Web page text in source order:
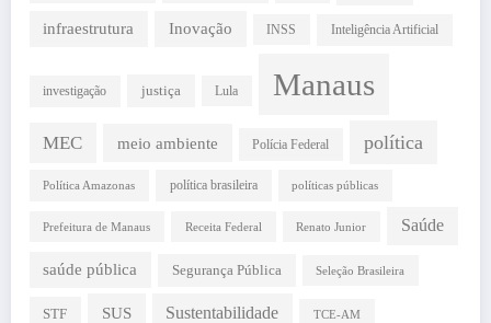
infraestrutura Inovação INSS Inteligência Artificial
investigação justiça Lula Manaus
MEC meio ambiente Polícia Federal política
Política Amazonas política brasileira políticas públicas
Prefeitura de Manaus Receita Federal Renato Junior Saúde
saúde pública Segurança Pública Seleção Brasileira
STF SUS Sustentabilidade TCE-AM